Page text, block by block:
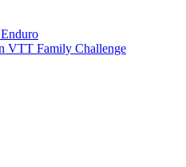
VTT Family Challenge